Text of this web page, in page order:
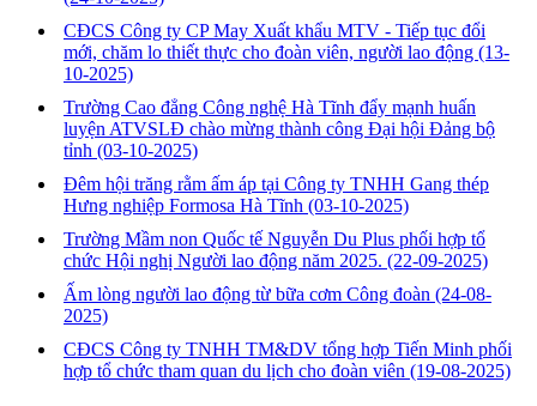
CĐCS Công ty CP May Xuất khẩu MTV - Tiếp tục đổi
mới, chăm lo thiết thực cho đoàn viên, người lao động (13-
10-2025)
Trường Cao đẳng Công nghệ Hà Tĩnh đẩy mạnh huấn
luyện ATVSLĐ chào mừng thành công Đại hội Đảng bộ
tỉnh (03-10-2025)
Đêm hội trăng rằm ấm áp tại Công ty TNHH Gang thép
Hưng nghiệp Formosa Hà Tĩnh (03-10-2025)
Trường Mầm non Quốc tế Nguyễn Du Plus phối hợp tổ
chức Hội nghị Người lao động năm 2025. (22-09-2025)
Ấm lòng người lao động từ bữa cơm Công đoàn (24-08-
2025)
CĐCS Công ty TNHH TM&DV tổng hợp Tiến Minh phối
hợp tổ chức tham quan du lịch cho đoàn viên (19-08-2025)